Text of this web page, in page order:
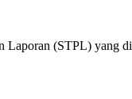
Laporan (STPL) yang